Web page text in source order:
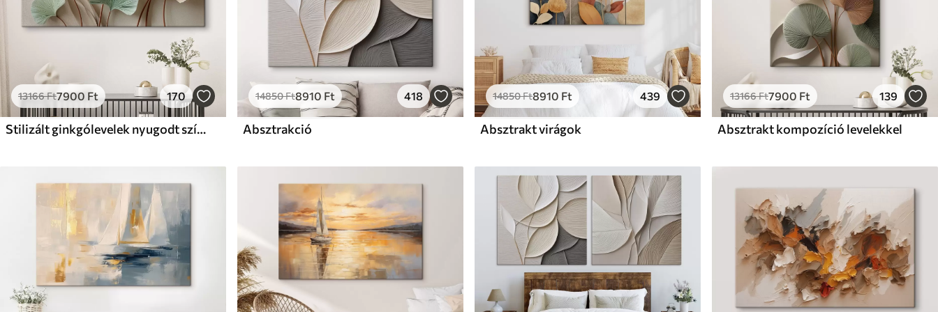
13166Ft7900 Ft 170
Stilizált ginkgólevelek nyugodt színekben
14850Ft8910 Ft 418
Absztrakció
14850Ft8910 Ft 439
Absztrakt virágok
13166Ft7900 Ft 139
Absztrakt kompozíció levelekkel